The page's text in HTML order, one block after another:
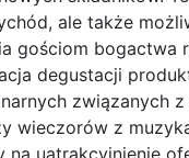
ale także
gościom bogactwa
degustacji
związanych
wieczorów z
na uatrakcyjnienie